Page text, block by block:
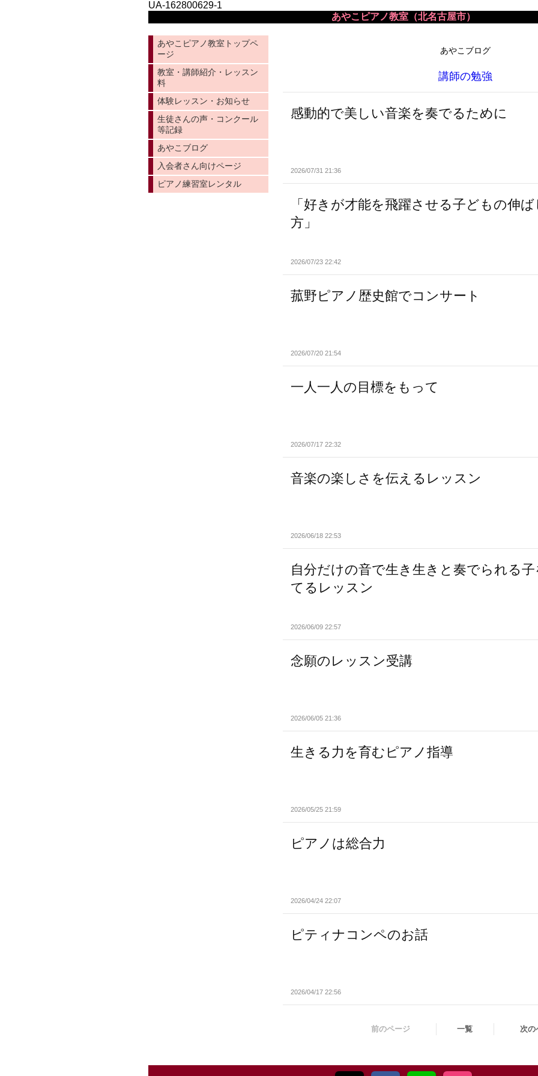
UA-162800629-1
あやこピアノ教室（北名古屋市）
あやこブログ
講師の勉強
感動的で美しい音楽を奏でるために
2026/07/31 21:36
「好きが才能を飛躍させる子どもの伸ば
方」
2026/07/23 22:42
菰野ピアノ歴史館でコンサート
2026/07/20 21:54
一人一人の目標をもって
2026/07/17 22:32
音楽の楽しさを伝えるレッスン
2026/06/18 22:53
自分だけの音で生き生きと奏でられる
てるレッスン
2026/06/09 22:57
念願のレッスン受講
2026/06/05 21:36
生きる力を育むピアノ指導
2026/05/25 21:59
ピアノは総合力
2026/04/24 22:07
ピティナコンペのお話
2026/04/17 22:56
前のページ 一覧 次の
あやこピアノ教室トップペ
ージ
教室・講師紹介・レッスン
料
体験レッスン・お知らせ
生徒さんの声・コンクール
等記録
あやこブログ
入会者さん向けページ
ピアノ練習室レンタル